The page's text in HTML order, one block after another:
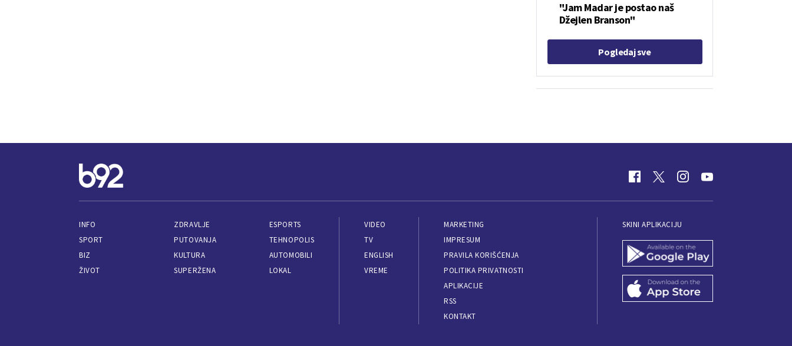
"Jam Madar je postao naš
Džejlen Branson"
Pogledaj sve
INFO
SPORT
BIZ
ŽIVOT
ZDRAVLJE
PUTOVANJA
KULTURA
SUPERŽENA
ESPORTS
TEHNOPOLIS
AUTOMOBILI
LOKAL
VIDEO
TV
ENGLISH
VREME
MARKETING
IMPRESUM
PRAVILA KORIŠĆENJA
POLITIKA PRIVATNOSTI
APLIKACIJE
RSS
KONTAKT
SKINI APLIKACIJU